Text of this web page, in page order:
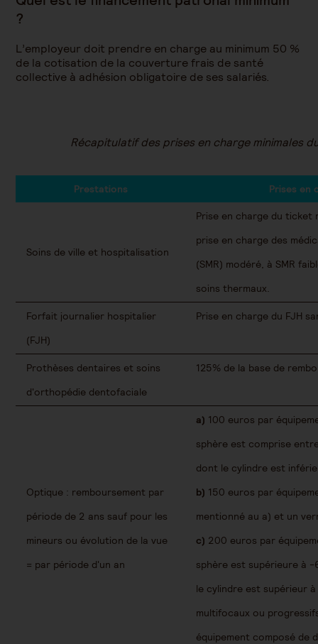
?
L’employeur doit prendre en charge au minimum 50 %
de la cotisation de la couverture frais de santé
collective à adhésion obligatoire de ses salariés.
Récapitulatif des prises en charge minimales
Prestations Prises en
Soins de ville et hospitalisation
Prise en charge du ticket
prise en charge des
(SMR) modéré, à SMR
soins thermaux.
Forfait journalier hospitalier
(FJH)
Prise en charge du FJH
Prothèses dentaires et soins
d'orthopédie dentofaciale
125% de la base de
Optique : remboursement par
période de 2 ans sauf pour les
mineurs ou évolution de la vue
= par période d'un an
a) 100 euros par
sphère est comprise
dont le cylindre est
b) 150 euros par
mentionné au a) et un
c) 200 euros par
sphère est supérieure à
le cylindre est supérieur
multifocaux ou
équipement composé de